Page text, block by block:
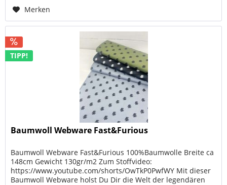
Merken
TIPP!
Baumwoll Webware Fast&Furious
Baumwoll Webware Fast&Furious 100%Baumwolle Breite ca
148cm Gewicht 130gr/m2 Zum Stoffvideo:
https://www.youtube.com/shorts/OwTkP0PwfWY Mit dieser
Baumwoll Webware holst Du Dir die Welt der legendären